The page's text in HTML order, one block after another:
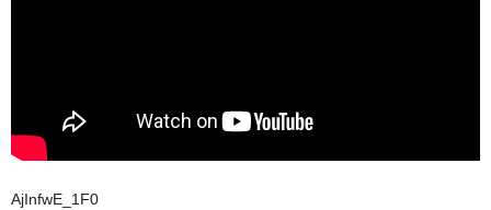
AjInfwE_1F0